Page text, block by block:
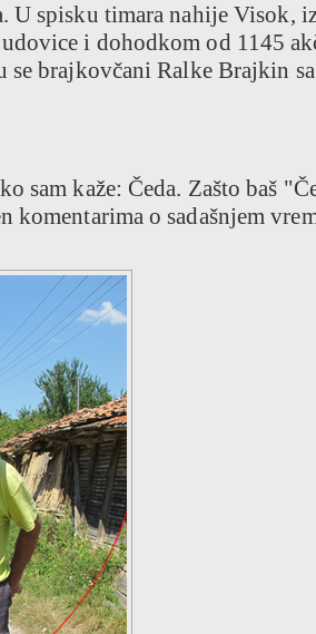
U spisku timara nahije Visok,
i dohodkom od 1145
brajkovčani Ralke Brajkin
sam kaže: Čeda. Zašto baš
komentarima o sadašnjem